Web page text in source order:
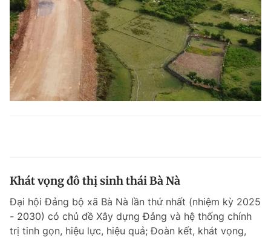
Khát vọng đô thị sinh thái Bà Nà
Đại hội Đảng bộ xã Bà Nà lần thứ nhất (nhiệm kỳ 2025
- 2030) có chủ đề Xây dựng Đảng và hệ thống chính
trị tinh gọn, hiệu lực, hiệu quả; Đoàn kết, khát vọng,